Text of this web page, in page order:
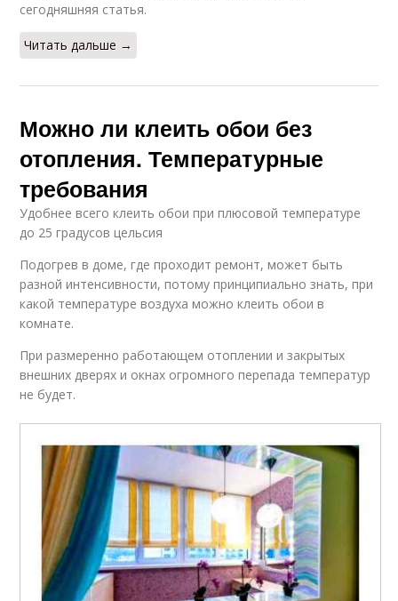
сегодняшняя статья.
Читать дальше →
Можно ли клеить обои без
отопления. Температурные
требования
Удобнее всего клеить обои при плюсовой температуре
до 25 градусов цельсия
Подогрев в доме, где проходит ремонт, может быть
разной интенсивности, потому принципиально знать, при
какой температуре воздуха можно клеить обои в
комнате.
При размеренно работающем отоплении и закрытых
внешних дверях и окнах огромного перепада температур
не будет.